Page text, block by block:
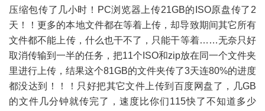
压缩包传了几小时！PC浏览器上传21GB的ISO原盘传了2
天！！更多的本地文件都在等着上传，却导致期间其它所有
文件都不能上传，什么也干不了，只能干等着……无奈只好
取消传输到一半的任务，把11个ISO和zip放在同一个文件夹
里进行上传，结果这个81GB的文件夹传了3天连80%的进度
都没达到！！！只好把其它文件上传到百度网盘了，几GB
的文件几分钟就传完了，速度比你们115快了不知道多少